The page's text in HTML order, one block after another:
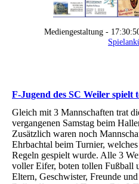
Mediengestaltung -
F-Jugend des SC Weiler spielt
Gleich mit 3 Mannschaften trat
vergangenen Samstag beim
Zusätzlich waren noch
Ehrbachtal beim Turnier,
Regeln gespielt wurde. Alle 3
voller Eifer, boten tollen Fußball
Eltern, Geschwister, Freunde